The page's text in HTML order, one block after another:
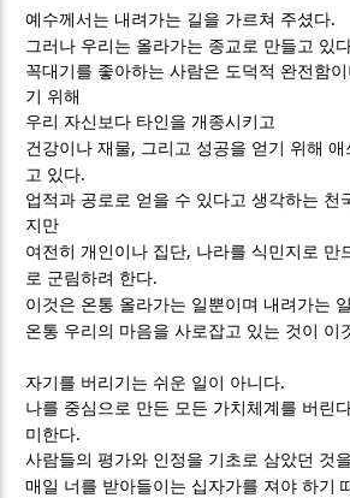
예수께서는 내려가는 길을 가르쳐 주셨다.
그러나 우리는 올라가는 종교로 만들고 있
꼭대기를 좋아하는 사람은 도덕적 완전함
기 위해
우리 자신보다 타인을 개종시키고
건강이나 재물, 그리고 성공을 얻기 위해 애
고 있다.
업적과 공로로 얻을 수 있다고 생각하는 천
지만
여전히 개인이나 집단, 나라를 식민지로 만
로 군림하려 한다.
이것은 온통 올라가는 일뿐이며 내려가는
온통 우리의 마음을 사로잡고 있는 것이 이
자기를 버리기는 쉬운 일이 아니다.
나를 중심으로 만든 모든 가치체계를 버린
미한다.
사람들의 평가와 인정을 기초로 삼았던 것
매일 너를 받아들이는 십자가를 져야 하기